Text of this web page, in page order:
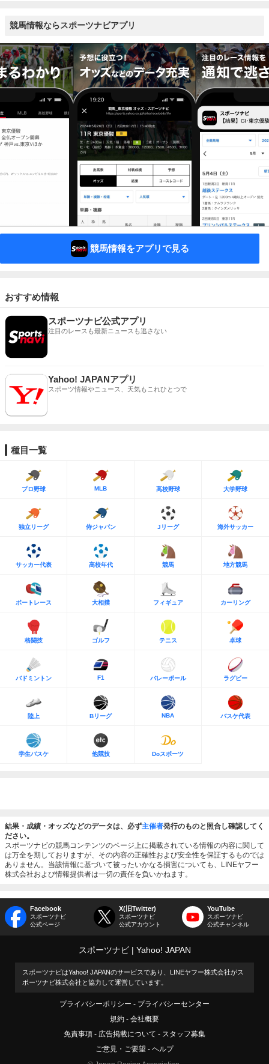
競馬情報ならスポーツナビアプリ
競馬情報をアプリで見る
おすすめ情報
スポーツナビ公式アプリ
注目のレースも最新ニュースも逃さない
Yahoo! JAPANアプリ
スポーツ情報やニュース、天気もこれひとつで
種目一覧
プロ野球 MLB 高校野球 大学野球
独立リーグ 侍ジャパン Jリーグ 海外サッカー
サッカー代表 高校年代 競馬 地方競馬
ボートレース 大相撲 フィギュア カーリング
格闘技 ゴルフ テニス 卓球
バドミントン F1 バレーボール ラグビー
陸上 Bリーグ NBA バスケ代表
学生バスケ 他競技 Doスポーツ
結果・成績・オッズなどのデータは、必ず主催者発行のものと照合し確認してく
ださい。
スポーツナビの競馬コンテンツのページ上に掲載されている情報の内容に関して
は万全を期しておりますが、その内容の正確性および安全性を保証するものでは
ありません。当該情報に基づいて被ったいかなる損害についても、LINEヤフー
株式会社および情報提供者は一切の責任を負いかねます。
Facebook
スポーツナビ
公式ページ
X(旧Twitter)
スポーツナビ
公式アカウント
YouTube
スポーツナビ
公式チャンネル
スポーツナビ Yahoo! JAPAN
スポーツナビはYahoo! JAPANのサービスであり、LINEヤフー株式会社がス
ポーツナビ株式会社と協力して運営しています。
プライバシーポリシー
プライバシーセンター
規約
会社概要
免責事項
広告掲載について
スタッフ募集
ご意見・ご要望
ヘルプ